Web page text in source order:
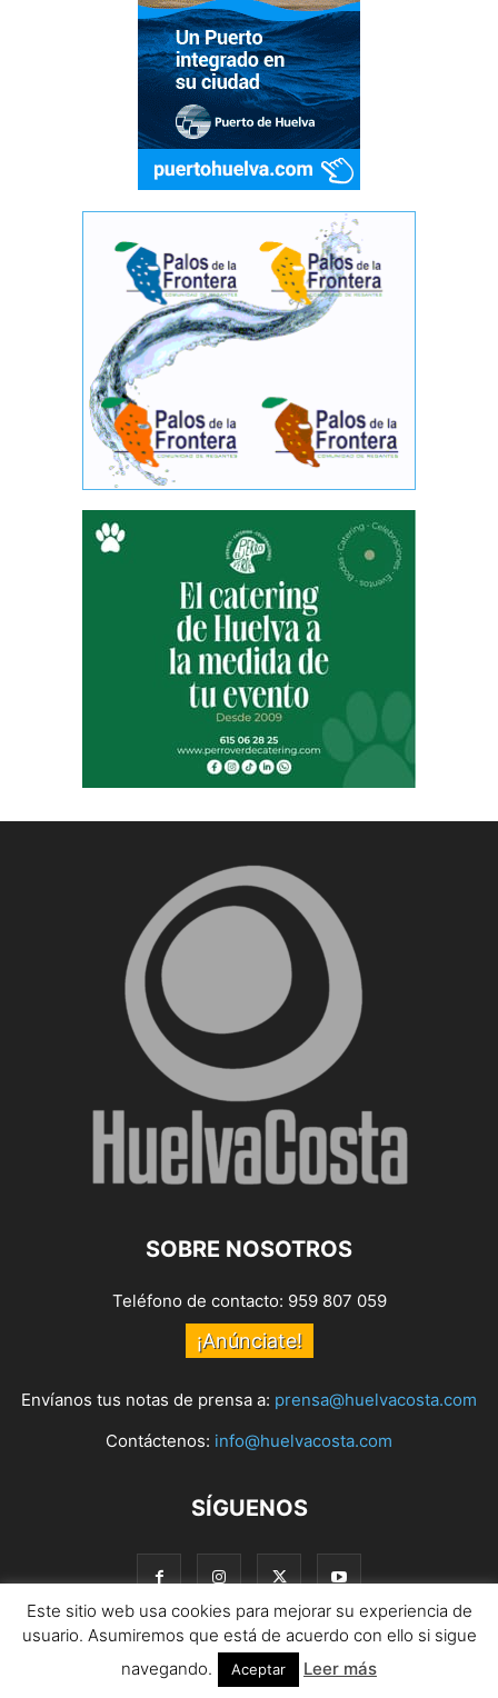
SOBRE NOSOTROS
Teléfono de contacto: 959 807 059
¡Anúnciate!
Envíanos tus notas de prensa a: prensa@huelvacosta.com
Contáctenos: info@huelvacosta.com
SÍGUENOS
© HuelvaCosta
Este sitio web usa cookies para mejorar su experiencia de
usuario. Asumiremos que está de acuerdo con ello si sigue
navegando.
Aceptar Leer más